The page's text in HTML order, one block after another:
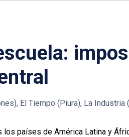
El Tiempo (Piura), La Industria
países de América Latina y